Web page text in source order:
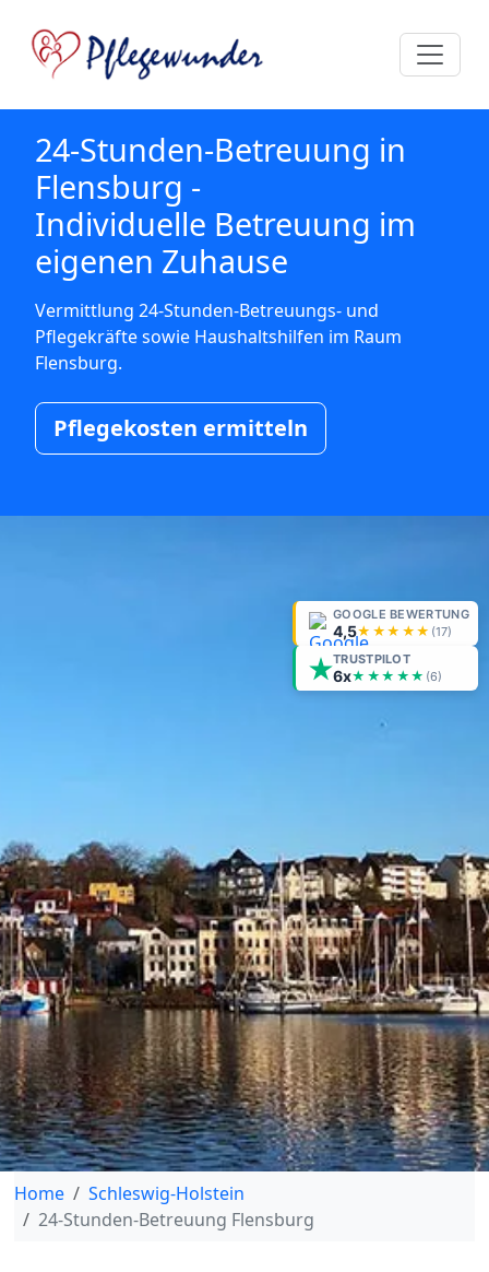
GOOGLE BEWERTUNG
4,5★★★★★ (17)
TRUSTPILOT
6x★★★★★ (6)
24-Stunden-Betreuung in
Flensburg -
Individuelle Betreuung im
eigenen Zuhause
Vermittlung 24-Stunden-Betreuungs- und
Pflegekräfte sowie Haushaltshilfen im Raum
Flensburg.
Pflegekosten ermitteln
Home
Schleswig-Holstein
24-Stunden-Betreuung Flensburg